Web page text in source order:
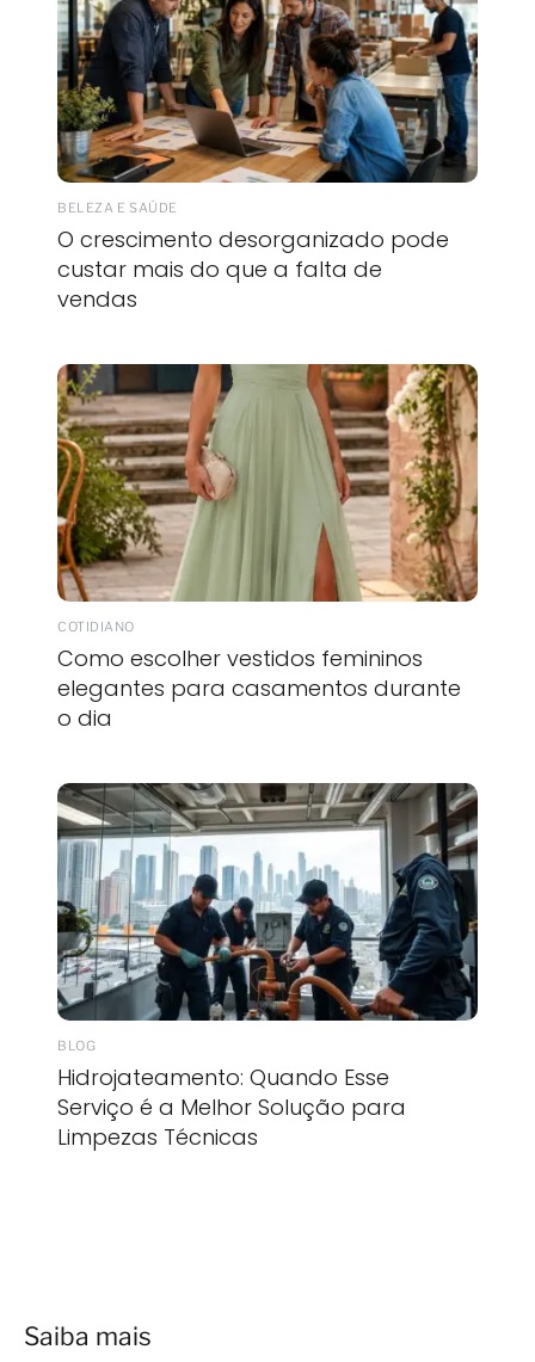
BELEZA E SAÚDE
O crescimento desorganizado pode
custar mais do que a falta de
vendas
COTIDIANO
Como escolher vestidos femininos
elegantes para casamentos durante
o dia
BLOG
Hidrojateamento: Quando Esse
Serviço é a Melhor Solução para
Limpezas Técnicas
Saiba mais